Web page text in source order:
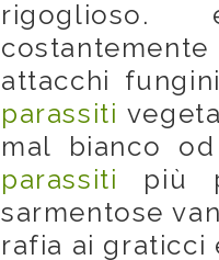
rigoglioso.
attacchi
parassiti
mal bianco
parassiti più
sarmentose
rafia ai graticci